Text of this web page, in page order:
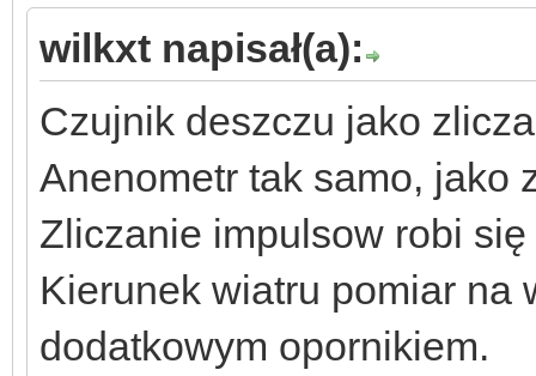
wilkxt napisał(a):
Czujnik deszczu jako
Anenometr tak samo, jako
Zliczanie impulsow robi
Kierunek wiatru pomiar na
dodatkowym opornikiem.